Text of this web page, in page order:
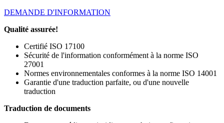
DEMANDE D'INFORMATION
Qualité assurée!
Certifié ISO 17100
Sécurité de l'information conformément à la norme ISO
27001
Normes environnementales conformes à la norme ISO 14001
Garantie d'une traduction parfaite, ou d'une nouvelle
traduction
Traduction de documents